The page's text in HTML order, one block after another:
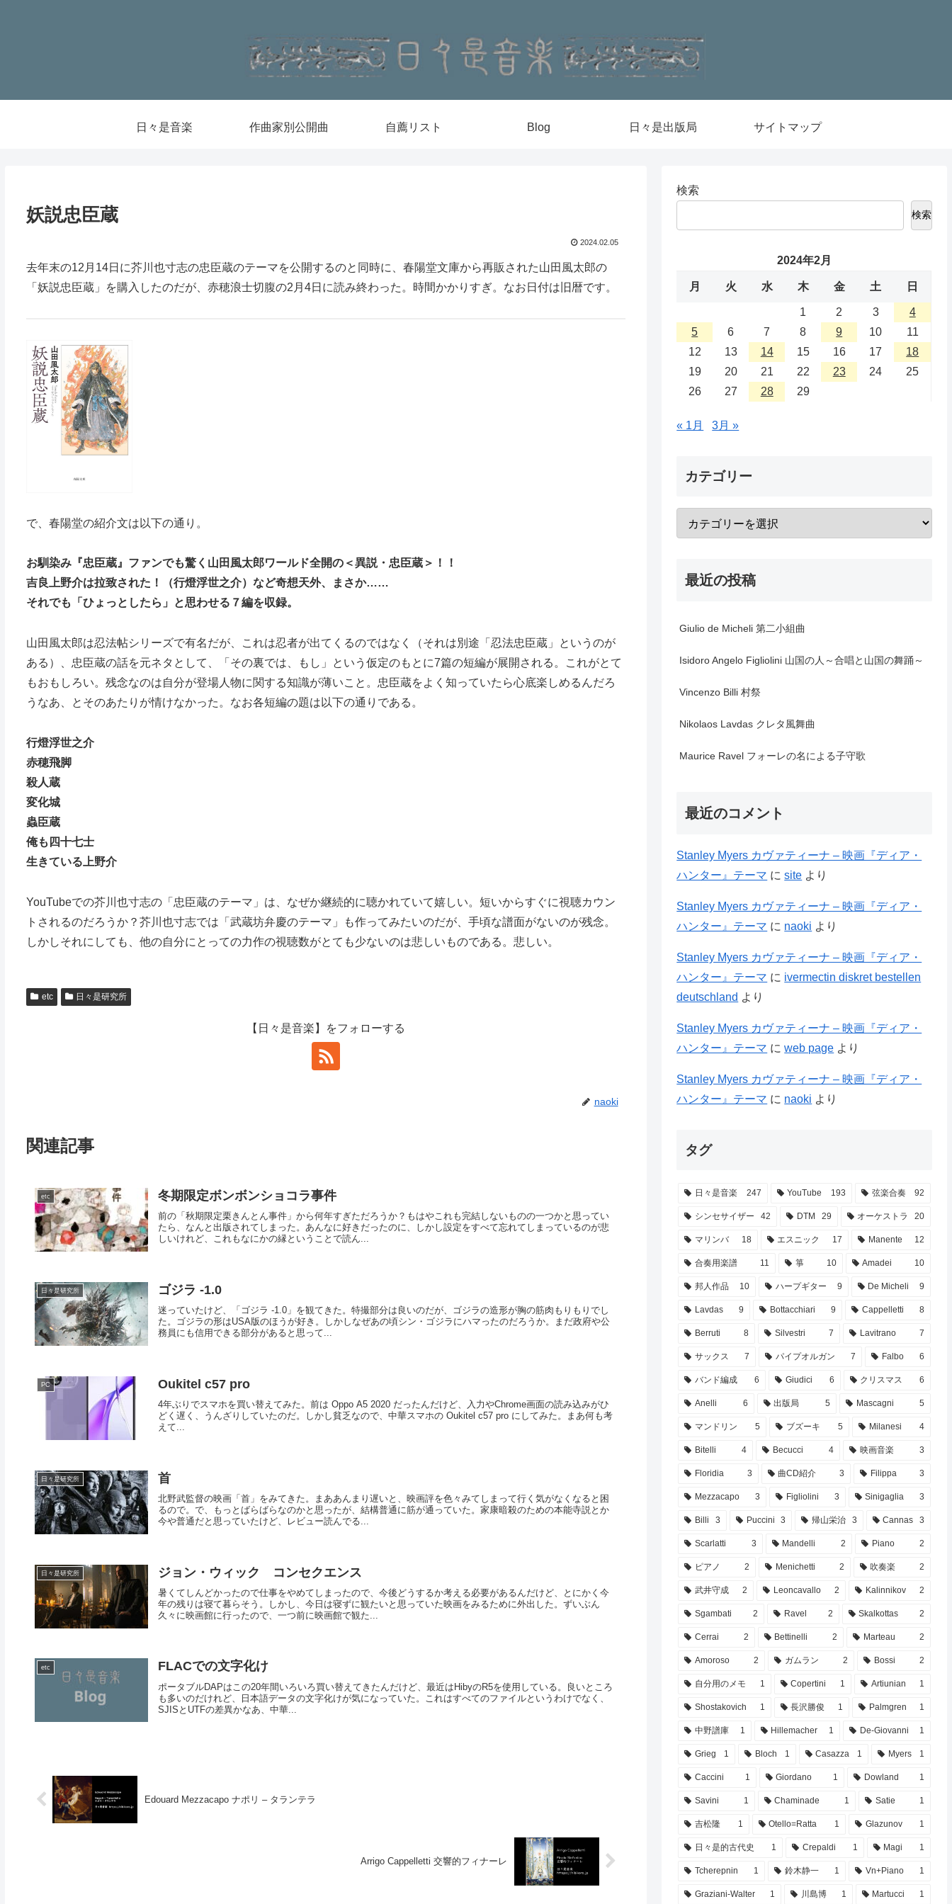
日々是音楽 作曲家別公開曲 自薦リスト Blog 日々是出版局 サイトマップ
妖説忠臣蔵
2024.02.05
去年末の12月14日に芥川也寸志の忠臣蔵のテーマを公開するのと同時に、春陽堂文庫から再販された山田風太郎の
「妖説忠臣蔵」を購入したのだが、赤穂浪士切腹の2月4日に読み終わった。時間かかりすぎ。なお日付は旧暦です。
で、春陽堂の紹介文は以下の通り。
お馴染み『忠臣蔵』ファンでも驚く山田風太郎ワールド全開の＜異説・忠臣蔵＞！！
吉良上野介は拉致された！（行燈浮世之介）など奇想天外、まさか……
それでも「ひょっとしたら」と思わせる７編を収録。
山田風太郎は忍法帖シリーズで有名だが、これは忍者が出てくるのではなく（それは別途「忍法忠臣蔵」というのが
ある）、忠臣蔵の話を元ネタとして、「その裏では、もし」という仮定のもとに7篇の短編が展開される。これがとて
もおもしろい。残念なのは自分が登場人物に関する知識が薄いこと。忠臣蔵をよく知っていたら心底楽しめるんだろ
うなあ、とそのあたりが情けなかった。なお各短編の題は以下の通りである。
行燈浮世之介
赤穂飛脚
殺人蔵
変化城
蟲臣蔵
俺も四十七士
生きている上野介
YouTubeでの芥川也寸志の「忠臣蔵のテーマ」は、なぜか継続的に聴かれていて嬉しい。短いからすぐに視聴カウン
トされるのだろうか？芥川也寸志では「武蔵坊弁慶のテーマ」も作ってみたいのだが、手頃な譜面がないのが残念。
しかしそれにしても、他の自分にとっての力作の視聴数がとても少ないのは悲しいものである。悲しい。
etc 日々是研究所
【日々是音楽】をフォローする
naoki
関連記事
etc 冬期限定ボンボンショコラ事件
前の「秋期限定栗きんとん事件」から何年すぎただろうか？もはやこれも完結しないものの一つかと思ってい
たら、なんと出版されてしまった。あんなに好きだったのに、しかし設定をすべて忘れてしまっているのが悲
しいけれど、これもなにかの縁ということで読ん...
日々是研究所 ゴジラ -1.0
迷っていたけど、「ゴジラ -1.0」を観てきた。特撮部分は良いのだが、ゴジラの造形が胸の筋肉もりもりでし
た。ゴジラの形はUSA版のほうが好き。しかしなぜあの頃シン・ゴジラにハマったのだろうか。まだ政府や公
務員にも信用できる部分があると思って...
PC Oukitel c57 pro
4年ぶりでスマホを買い替えてみた。前は Oppo A5 2020 だったんだけど、入力やChrome画面の読み込みがひ
どく遅く、うんざりしていたのだ。しかし貧乏なので、中華スマホの Oukitel c57 pro にしてみた。まあ何も考
えて...
日々是研究所 首
北野武監督の映画「首」をみてきた。まああんまり遅いと、映画評を色々みてしまって行く気がなくなると困
るので。で、もっとばらばらなのかと思ったが、結構普通に筋が通っていた。家康暗殺のための本能寺説とか
今や普通だと思っていたけど、レビュー読んでる...
日々是研究所 ジョン・ウィック コンセクエンス
暑くてしんどかったので仕事をやめてしまったので、今後どうするか考える必要があるんだけど、とにかく今
年の残りは寝て暮らそう。しかし、今日は寝ずに観たいと思っていた映画をみるために外出した。ずいぶん
久々に映画館に行ったので、一つ前に映画館で観た...
etc FLACでの文字化け
ポータブルDAPはこの20年間いろいろ買い替えてきたんだけど、最近はHibyのR5を使用している。良いところ
も多いのだけれど、日本語データの文字化けが気になっていた。これはすべてのファイルというわけでなく、
SJISとUTFの差異かなあ、中華...
Edouard Mezzacapo ナポリ – タランテラ
Arrigo Cappelletti 交響的フィナーレ
検索
検索
2024年2月
月 火 水 木 金 土 日
1 2 3
4
5
6 7 8 9 10
11
12
13 14 15 16 17
18
19
20 21 22 23 24
25
26
27 28 29
« 1月 3月 »
カテゴリー
最近の投稿
Giulio de Micheli 第二小組曲
Isidoro Angelo Figliolini 山国の人～合唱と山国の舞踊～
Vincenzo Billi 村祭
Nikolaos Lavdas クレタ風舞曲
Maurice Ravel フォーレの名による子守歌
最近のコメント
Stanley Myers カヴァティーナ – 映画『ディア・
ハンター』テーマ にsite より
Stanley Myers カヴァティーナ – 映画『ディア・
ハンター』テーマ に naoki より
Stanley Myers カヴァティーナ – 映画『ディア・
ハンター』テーマ に ivermectin diskret bestellen
deutschland より
Stanley Myers カヴァティーナ – 映画『ディア・
ハンター』テーマ にweb page より
Stanley Myers カヴァティーナ – 映画『ディア・
ハンター』テーマ に naoki より
タグ
日々是音楽 247 YouTube 193 弦楽合奏 92
シンセサイザー 42 DTM 29 オーケストラ 20
マリンバ 18 エスニック 17 Manente 12
合奏用楽譜 11 箏 10 Amadei 10
邦人作品 10 ハープギター 9 De Micheli 9
Lavdas 9 Bottacchiari 9 Cappelletti 8
Berruti 8 Silvestri 7 Lavitrano 7
サックス 7 パイプオルガン 7 Falbo 6
バンド編成 6 Giudici 6 クリスマス 6
Anelli 6 出版局 5 Mascagni 5
マンドリン 5 ブズーキ 5 Milanesi 4
Bitelli 4 Becucci 4 映画音楽 3
Floridia 3 曲CD紹介 3 Filippa 3
Mezzacapo 3 Figliolini 3 Sinigaglia 3
Billi 3 Puccini 3 帰山栄治 3 Cannas 3
Scarlatti 3 Mandelli 2 Piano 2
ピアノ 2 Menichetti 2 吹奏楽 2
武井守成 2 Leoncavallo 2 Kalinnikov 2
Sgambati 2 Ravel 2 Skalkottas 2
Cerrai 2 Bettinelli 2 Marteau 2
Amoroso 2 ガムラン 2 Bossi 2
自分用のメモ 1 Copertini 1 Artiunian 1
Shostakovich 1 長沢勝俊 1 Palmgren 1
中野譜庫 1 Hillemacher 1 De-Giovanni 1
Grieg 1 Bloch 1 Casazza 1 Myers 1
Caccini 1 Giordano 1 Dowland 1
Savini 1 Chaminade 1 Satie 1
吉松隆 1 Otello=Ratta 1 Glazunov 1
日々是的古代史 1 Crepaldi 1 Magi 1
Tcherepnin 1 鈴木静一 1 Vn+Piano 1
Graziani-Walter 1 川島博 1 Martucci 1